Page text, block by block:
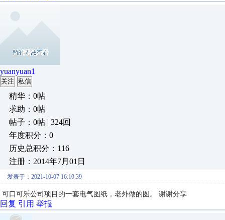
yuanyuan1
关注 私信
精华：0帖
求助：0帖
帖子：0帖 | 324回
年度积分：0
历史总积分：116
注册：2014年7月01日
发表于：2021-10-07 16:10:39
可口可乐公司项目的一套电气图纸，老外做的图。 谢谢分享
回复 引用 举报